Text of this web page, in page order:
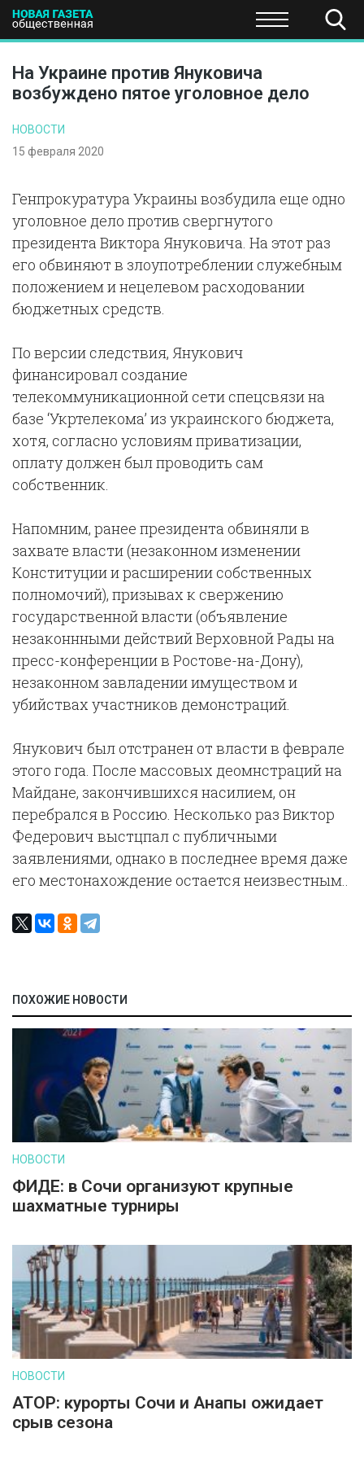
ПОЛИТИКА ЭКОНОМИКА НАУКА И
На Украине против Януковича
возбуждено пятое уголовное дело
НОВОСТИ
15 февраля 2020
Генпрокуратура Украины возбудила еще одно
уголовное дело против свергнутого
президента Виктора Януковича. На этот раз
его обвиняют в злоупотреблении служебным
положением и нецелевом расходовании
бюджетных средств.
По версии следствия, Янукович
финансировал создание
телекоммуникационной сети спецсвязи на
базе ‘Укртелекома’ из украинского бюджета,
хотя, согласно условиям приватизации,
оплату должен был проводить сам
собственник.
Напомним, ранее президента обвиняли в
захвате власти (незаконном изменении
Конституции и расширении собственных
полномочий), призывах к свержению
государственной власти (объявление
незаконнными действий Верховной Рады на
пресс-конференции в Ростове-на-Дону),
незаконном завладении имуществом и
убийствах участников демонстраций.
Янукович был отстранен от власти в феврале
этого года. После массовых деомнстраций на
Майдане, закончившихся насилием, он
перебрался в Россию. Несколько раз Виктор
Федерович выстцпал с публичными
заявлениями, однако в последнее время даже
его местонахождение остается неизвестным..
ПОХОЖИЕ НОВОСТИ
НОВОСТИ
ФИДЕ: в Сочи организуют крупные
шахматные турниры
НОВОСТИ
АТОР: курорты Сочи и Анапы ожидает
срыв сезона